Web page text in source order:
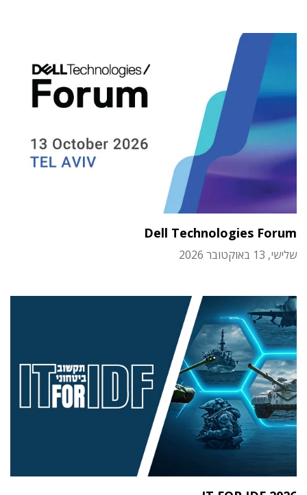
Dell Technologies Forum
שלישי, 13 באוקטובר 2026